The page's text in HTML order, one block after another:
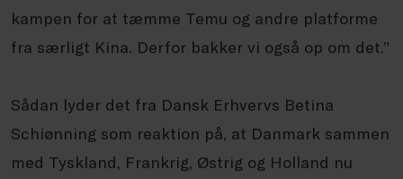
kampen for at tæmme Temu og andre platforme
fra særligt Kina. Derfor bakker vi også op om det.”
Sådan lyder det fra Dansk Erhvervs Betina
Schiønning som reaktion på, at Danmark sammen
med Tyskland, Frankrig, Østrig og Holland nu